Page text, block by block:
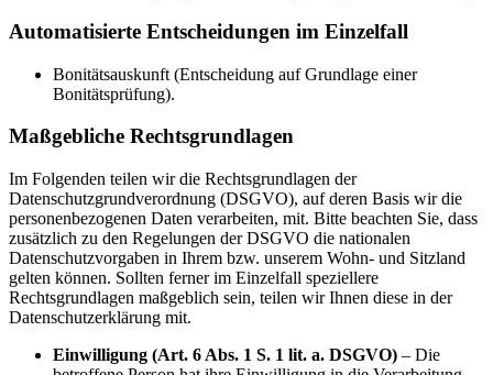
Automatisierte Entscheidungen im Einzelfall
Bonitätsauskunft (Entscheidung auf Grundlage einer
Bonitätsprüfung).
Maßgebliche Rechtsgrundlagen
Im Folgenden teilen wir die Rechtsgrundlagen der
Datenschutzgrundverordnung (DSGVO), auf deren Basis wir die
personenbezogenen Daten verarbeiten, mit. Bitte beachten Sie, dass
zusätzlich zu den Regelungen der DSGVO die nationalen
Datenschutzvorgaben in Ihrem bzw. unserem Wohn- und Sitzland
gelten können. Sollten ferner im Einzelfall speziellere
Rechtsgrundlagen maßgeblich sein, teilen wir Ihnen diese in der
Datenschutzerklärung mit.
Einwilligung (Art. 6 Abs. 1 S. 1 lit. a. DSGVO) – Die